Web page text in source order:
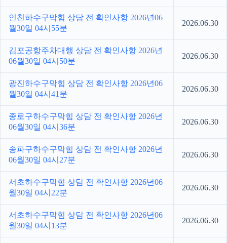
인천하수구막힘 상담 전 확인사항 2026년06
월30일 04시55분
2026.06.30
김포공항주차대행 상담 전 확인사항 2026년
06월30일 04시50분
2026.06.30
광진하수구막힘 상담 전 확인사항 2026년06
월30일 04시41분
2026.06.30
종로구하수구막힘 상담 전 확인사항 2026년
06월30일 04시36분
2026.06.30
송파구하수구막힘 상담 전 확인사항 2026년
06월30일 04시27분
2026.06.30
서초하수구막힘 상담 전 확인사항 2026년06
월30일 04시22분
2026.06.30
서초하수구막힘 상담 전 확인사항 2026년06
월30일 04시13분
2026.06.30